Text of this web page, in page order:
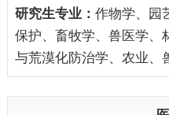
作物学、园
保护、畜牧学、兽医学、
与荒漠化防治学、农业、